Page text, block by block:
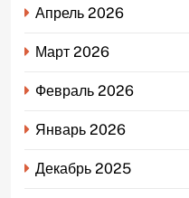
Апрель 2026
Март 2026
Февраль 2026
Январь 2026
Декабрь 2025